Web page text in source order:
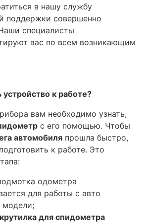
в нашу службу
поддержки совершенно
специалисты
вас по всем возникающим
устройство к работе?
вам необходимо узнать,
с его помощью. Чтобы
автомобиля прошла быстро,
к работе. Это
одометра
для работы с авто
модели;
крутилка для спидометра